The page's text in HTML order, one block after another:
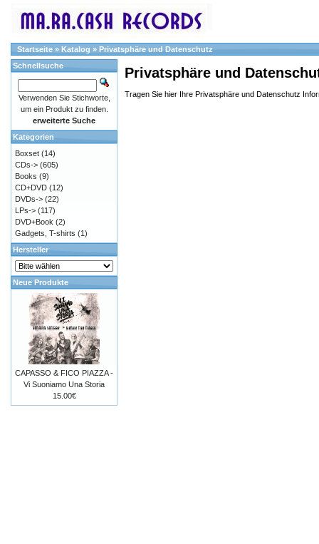
Startseite » Katalog » Privatsphäre und Datenschutz
Privatsphäre und
Tragen Sie hier Ihre Privatsphäre und Datenschutz
Schnellsuche
Verwenden Sie Stichworte,
um ein Produkt zu finden.
erweiterte Suche
Kategorien
Boxset (14)
CDs-> (605)
Books (9)
CD+DVD (12)
DVDs-> (22)
LPs-> (117)
DVD+Book (2)
Gadgets, T-shirts (1)
Hersteller
Neue Produkte
CAPASSO & FICO PIAZZA -
Vi Suoniamo Una Storia
15.00€